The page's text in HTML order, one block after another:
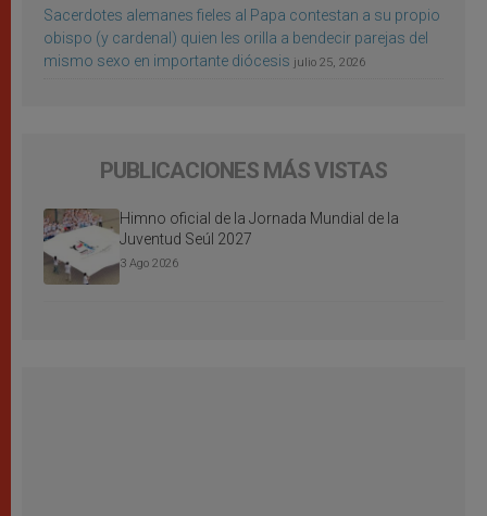
Sacerdotes alemanes fieles al Papa contestan a su propio
obispo (y cardenal) quien les orilla a bendecir parejas del
mismo sexo en importante diócesis julio 25, 2026
PUBLICACIONES MÁS VISTAS
Himno oficial de la Jornada Mundial de la
Juventud Seúl 2027
3 Ago 2026